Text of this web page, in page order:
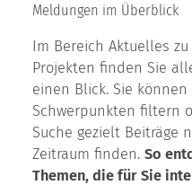
Meldungen im Überblick
Im Bereich Aktuelles
Projekten finden Sie
einen Blick. Sie
Schwerpunkten filtern
Suche gezielt Beiträge
Zeitraum finden. So
Themen, die für Sie